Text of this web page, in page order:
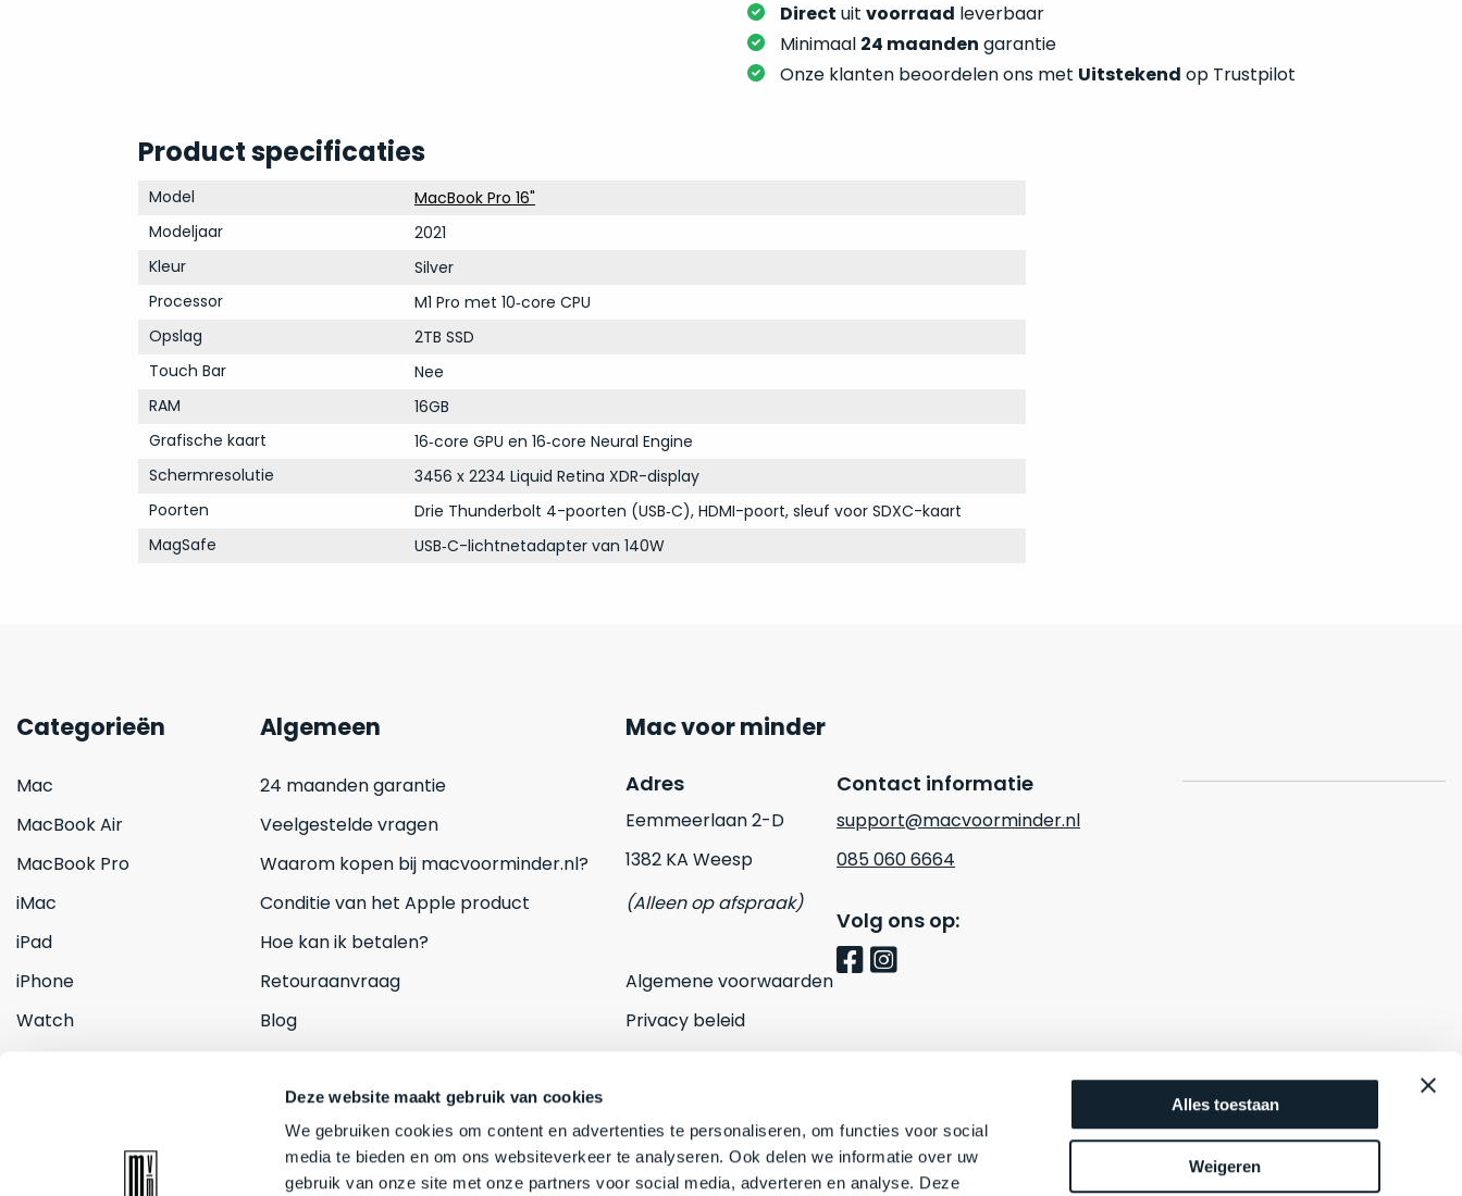
Deze website maakt gebruik van cookies
We gebruiken cookies om content en advertenties te personaliseren, om functies voor social
media te bieden en om ons websiteverkeer te analyseren. Ook delen we informatie over uw
gebruik van onze site met onze partners voor social media, adverteren en analyse. Deze
Alles toestaan
Weigeren
Direct uit voorraad leverbaar
Minimaal 24 maanden garantie
Onze klanten beoordelen ons met Uitstekend op Trustpilot
Product specificaties
Model
MacBook Pro 16"
Modeljaar
2021
Kleur
Silver
Processor
M1 Pro met 10‑core CPU
Opslag
2TB SSD
Touch Bar
Nee
RAM
16GB
Grafische kaart
16‑core GPU en 16‑core Neural Engine
Schermresolutie
3456 x 2234 Liquid Retina XDR-display
Poorten
Drie Thunderbolt 4-poorten (USB‑C), HDMI-poort, sleuf voor SDXC-kaart
MagSafe
USB‑C-lichtnetadapter van 140W
Categorieën
Mac
MacBook Air
MacBook Pro
iMac
iPad
iPhone
Watch
Algemeen
24 maanden garantie
Veelgestelde vragen
Waarom kopen bij macvoorminder.nl?
Conditie van het Apple product
Hoe kan ik betalen?
Retouraanvraag
Blog
Mac voor minder
Adres
Eemmeerlaan 2-D
1382 KA Weesp
(Alleen op afspraak)
Algemene voorwaarden
Privacy beleid
Contact informatie
support@macvoorminder.nl
085 060 6664
Volg ons op: